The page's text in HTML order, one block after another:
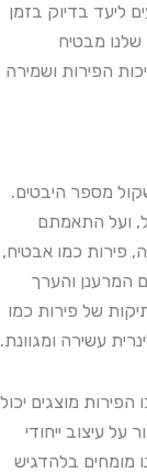
ליעד בדיוק בזמן
מבטיח
הפירות ושמירה
מספר היבטים.
ועל התאמתם
פירות כמו אבטיח,
המרענן והערך
של פירות כמו
עשירה ומגוונת.
מוצגים יכול
עיצוב ייחודי
מומחים בלהדגיש